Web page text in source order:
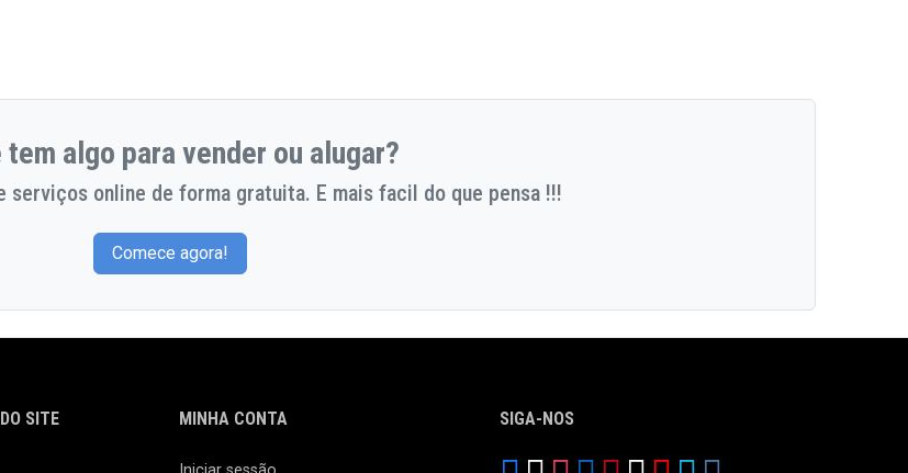
tem algo para vender ou alugar?
serviços online de forma gratuita. E mais facil do que pensa !!!
Comece agora!
SITE MINHA CONTA SIGA-NOS